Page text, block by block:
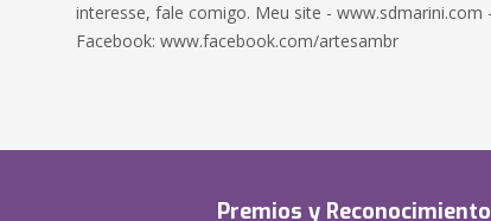
interesse, fale comigo. Meu site - www.sdmarini.com
Facebook: www.facebook.com/artesambr
Premios y